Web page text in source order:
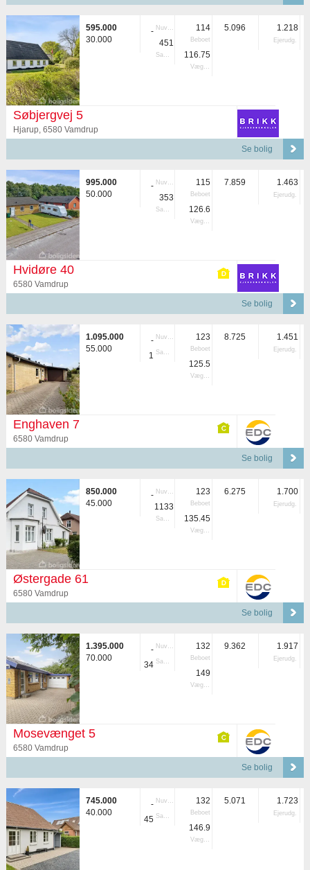
595.000
30.000
- Nuvær.
451
Samlet
114
Beboet
116.75
Vægtet
5.096 1.218
Ejerudg.
Søbjergvej 5
Hjarup, 6580 Vamdrup
Se bolig
995.000
50.000
- Nuvær.
353
Samlet
115
Beboet
126.6
Vægtet
7.859 1.463
Ejerudg.
Hvidøre 40
6580 Vamdrup
Se bolig
1.095.000
55.000
- Nuvær.
1 Samlet
123
Beboet
125.5
Vægtet
8.725 1.451
Ejerudg.
Enghaven 7
6580 Vamdrup
Se bolig
850.000
45.000
- Nuvær.
1133
Samlet
123
Beboet
135.45
Vægtet
6.275 1.700
Ejerudg.
Østergade 61
6580 Vamdrup
Se bolig
1.395.000
70.000
- Nuvær.
34 Samlet
132
Beboet
149
Vægtet
9.362 1.917
Ejerudg.
Mosevænget 5
6580 Vamdrup
Se bolig
745.000
40.000
- Nuvær.
45 Samlet
132
Beboet
146.9
Vægtet
5.071 1.723
Ejerudg.